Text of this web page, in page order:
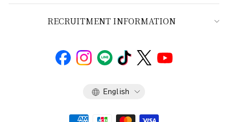
RECRUITMENT INFORMATION
Language
English